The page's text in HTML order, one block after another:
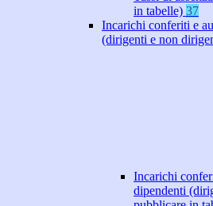
in tabelle) 37
Incarichi conferiti e
(dirigenti e non
Incarichi
dipendenti